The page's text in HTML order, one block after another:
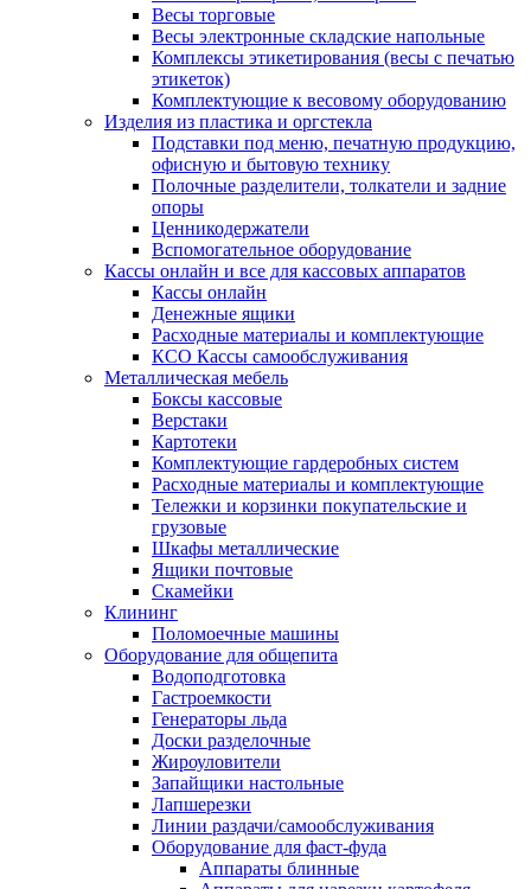
Весы торговые
Весы электронные складские напольные
Комплексы этикетирования (весы с печатью
этикеток)
Комплектующие к весовому оборудованию
Изделия из пластика и оргстекла
Подставки под меню, печатную продукцию,
офисную и бытовую технику
Полочные разделители, толкатели и задние
опоры
Ценникодержатели
Вспомогательное оборудование
Кассы онлайн и все для кассовых аппаратов
Кассы онлайн
Денежные ящики
Расходные материалы и комплектующие
КСО Кассы самообслуживания
Металлическая мебель
Боксы кассовые
Верстаки
Картотеки
Комплектующие гардеробных систем
Расходные материалы и комплектующие
Тележки и корзинки покупательские и
грузовые
Шкафы металлические
Ящики почтовые
Скамейки
Клининг
Поломоечные машины
Оборудование для общепита
Водоподготовка
Гастроемкости
Генераторы льда
Доски разделочные
Жироуловители
Запайщики настольные
Лапшерезки
Линии раздачи/самообслуживания
Оборудование для фаст-фуда
Аппараты блинные